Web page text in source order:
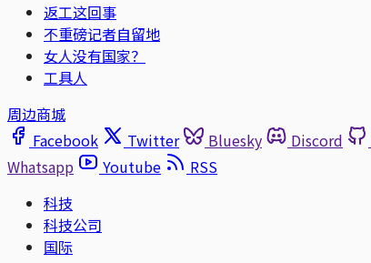
返工这回事
不重磅记者自留地
女人没有国家？
工具人
周边商城
Facebook
Twitter Bluesky Discord
Whatsapp
Youtube
RSS
科技
科技公司
国际